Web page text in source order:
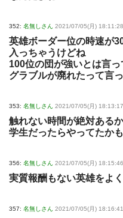
352: 名無しさん 2021/07/05(月)
英雄ボーダー位の時速が
入っちゃうけどね
100位の団が強いとは言っ
グラブルが廃れたって言
353: 名無しさん 2021/07/05(月)
触れない時間が絶対ある
学生だったらやってたか
356: 名無しさん 2021/07/05(月)
実質報酬もない英雄をよ
357: 名無しさん 2021/07/05(月)